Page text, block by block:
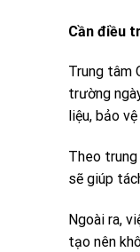
Cần điều
Trung tâm
trường
liệu, bảo
Theo
sẽ giúp
Ngoài ra,
tạo nên